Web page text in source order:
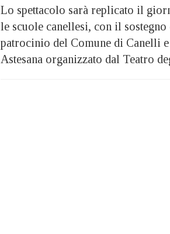
Lo spettacolo sarà replicato il
le scuole canellesi, con il
patrocinio del Comune di Canelli
Astesana organizzato dal Teatro